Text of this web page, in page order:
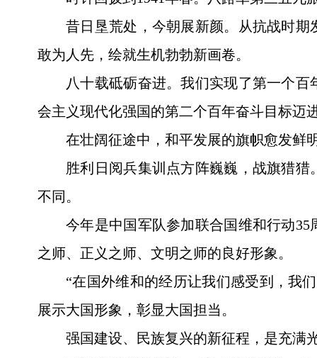
昔日垦荒处，今朝展新颜。从抗战时
敢为人先，绘就生机勃勃新画卷。
八十载砥砺奋进。我们实现了第一个
会主义现代化强国的第二个百年奋斗目标迈
在壮阔征途中，和平发展的旗帜愈发
胜利日阅兵集训点方阵巍巍，战旗猎
不同。
今年是中国军队参加联合国维和行动
之师、正义之师、文明之师的良好形象。
“在国外维和的经历让我们感受到，我
展示大国形象，彰显大国担当。
强国建设、民族复兴的新征程，是充满